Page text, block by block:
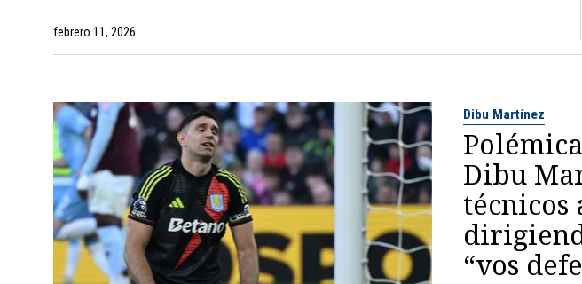
febrero 11, 2026
Dibu Martínez
Dibu
técnicos
“vos